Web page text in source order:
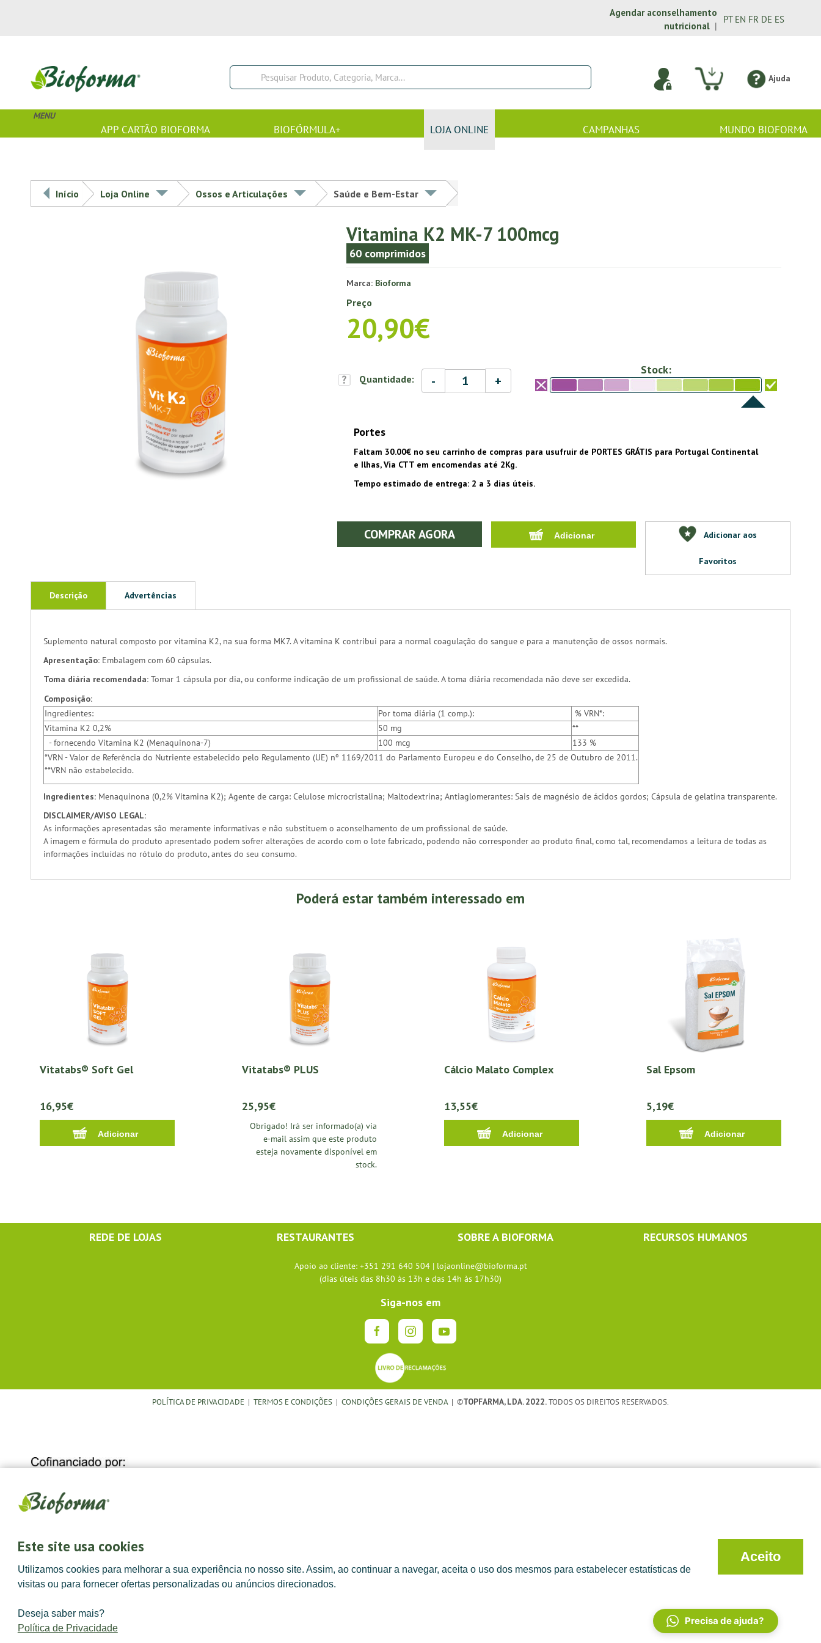
Este site usa cookies
Utilizamos cookies para melhorar a sua experiência no nosso site. Assim, ao continuar a navegar, aceita o uso dos mesmos para estabelecer estatísticas de
visitas ou para fornecer ofertas personalizadas ou anúncios direcionados.
Deseja saber mais?
Política de Privacidade
Aceito
Agendar aconselhamento
nutricional |
PT EN FR DE ES
Ajuda
MENU
APP CARTÃO BIOFORMA BIOFÓRMULA+ LOJA ONLINE CAMPANHAS MUNDO BIOFORMA
Início Loja Online Ossos e Articulações Saúde e Bem-Estar
Vitamina K2 MK-7 100mcg
60 comprimidos
Marca: Bioforma
Preço
20,90€
Quantidade: - +
Stock:
Portes
Faltam 30.00€ no seu carrinho de compras para usufruir de PORTES GRÁTIS para Portugal Continental
e Ilhas, Via CTT em encomendas até 2Kg.
Tempo estimado de entrega: 2 a 3 dias úteis.
COMPRAR AGORA Adicionar aos
Favoritos
Descrição Advertências
Suplemento natural composto por vitamina K2, na sua forma MK7. A vitamina K contribui para a normal coagulação do sangue e para a manutenção de ossos normais.
Apresentação: Embalagem com 60 cápsulas.
Toma diária recomendada: Tomar 1 cápsula por dia, ou conforme indicação de um profissional de saúde. A toma diária recomendada não deve ser excedida.
Composição:
Ingredientes:
Por toma diária (1 comp.):
% VRN*:
Vitamina K2 0,2%
50 mg
**
- fornecendo Vitamina K2 (Menaquinona-7)
100 mcg
133 %
*VRN - Valor de Referência do Nutriente estabelecido pelo Regulamento (UE) nº 1169/2011 do Parlamento Europeu e do Conselho, de 25 de Outubro de 2011.
**VRN não estabelecido.
Ingredientes: Menaquinona (0,2% Vitamina K2); Agente de carga: Celulose microcristalina; Maltodextrina; Antiaglomerantes: Sais de magnésio de ácidos gordos; Cápsula de gelatina transparente.
DISCLAIMER/AVISO LEGAL:
As informações apresentadas são meramente informativas e não substituem o aconselhamento de um profissional de saúde.
A imagem e fórmula do produto apresentado podem sofrer alterações de acordo com o lote fabricado, podendo não corresponder ao produto final, como tal, recomendamos a leitura de todas as
informações incluídas no rótulo do produto, antes do seu consumo.
Poderá estar também interessado em
Vitatabs® Soft Gel
16,95€
Vitatabs® PLUS
25,95€
Obrigado! Irá ser informado(a) via
e-mail assim que este produto
esteja novamente disponível em
stock.
Cálcio Malato Complex
13,55€
Sal Epsom
5,19€
REDE DE LOJAS RESTAURANTES SOBRE A BIOFORMA RECURSOS HUMANOS
Apoio ao cliente: +351 291 640 504 | lojaonline@bioforma.pt
(dias úteis das 8h30 às 13h e das 14h às 17h30)
Siga-nos em
POLÍTICA DE PRIVACIDADE | TERMOS E CONDIÇÕES | CONDIÇÕES GERAIS DE VENDA | ©TOPFARMA, LDA. 2022.TODOS OS DIREITOS RESERVADOS.
Precisa de ajuda?